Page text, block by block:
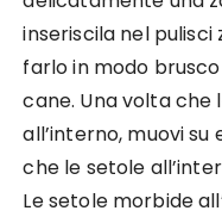
inseriscila nel
farlo in modo
cane. Una volta che
all’interno, muovi su
che le setole
Le setole morbide